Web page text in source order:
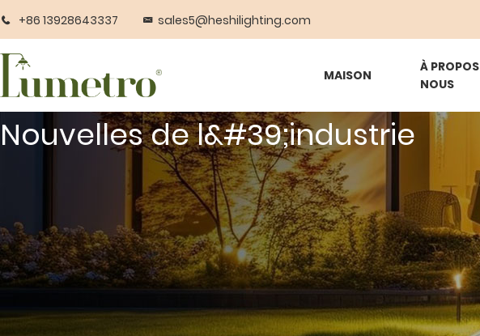
+86 13928643337 sales5@heshilighting.com
MAISON
À
NOUS
Nouvelles de l&#39;industrie